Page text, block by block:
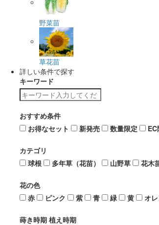
野菜苗
草花苗
詳しい条件で探す
キーワード
おすすめ条件
お得なセット
新発売 数量限定 EC
カテゴリ
球根
多年草（花苗） 山野草 花木
花の色
赤
ピンク 紫 青 緑 黄 オ
蒔き時期 植え時期